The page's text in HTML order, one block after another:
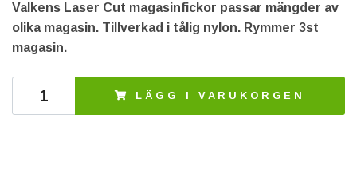
Valkens Laser Cut magasinfickor passar mängder av
olika magasin. Tillverkad i tålig nylon. Rymmer 3st
magasin.
LÄGG I VARUKORGEN